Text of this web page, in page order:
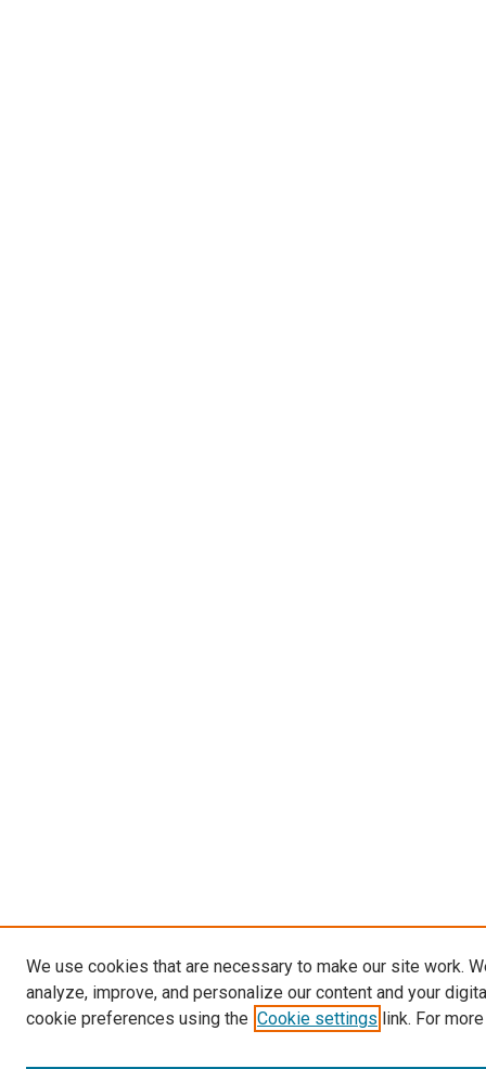
We use cookies that are necessary to make our site work.
analyze, improve, and personalize our content and your
cookie preferences using the Cookie settings link. For